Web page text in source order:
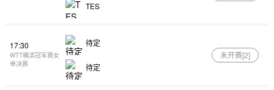
TES
17:30
WTT横滨冠军赛女
单决赛
待定
待定
未开赛[2]